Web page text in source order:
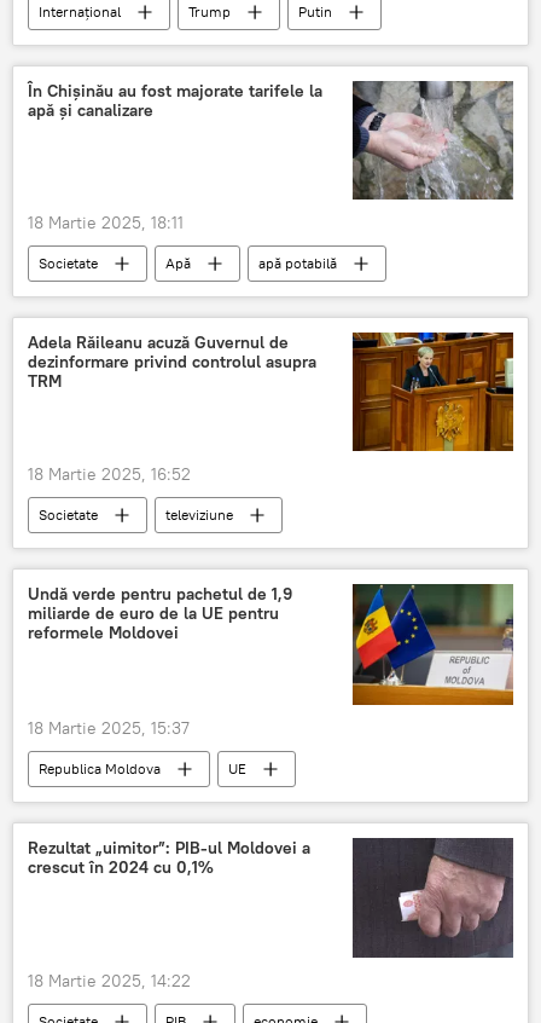
Internațional Trump
Putin
discuție telefonică
În Chișinău au fost majorate tarifele la
apă și canalizare
18 Martie 2025, 18:11
Societate Apă
apă potabilă
Apă din robinete
TARIF
Adela Răileanu acuză Guvernul de
dezinformare privind controlul asupra
TRM
18 Martie 2025, 16:52
Societate
televiziune
televiziunea publică
Deputat
Undă verde pentru pachetul de 1,9
miliarde de euro de la UE pentru
reformele Moldovei
18 Martie 2025, 15:37
Republica Moldova
UE
pachet de legi
finanțare externă
finanțe
Rezultat „uimitor”: PIB-ul Moldovei a
crescut în 2024 cu 0,1%
18 Martie 2025, 14:22